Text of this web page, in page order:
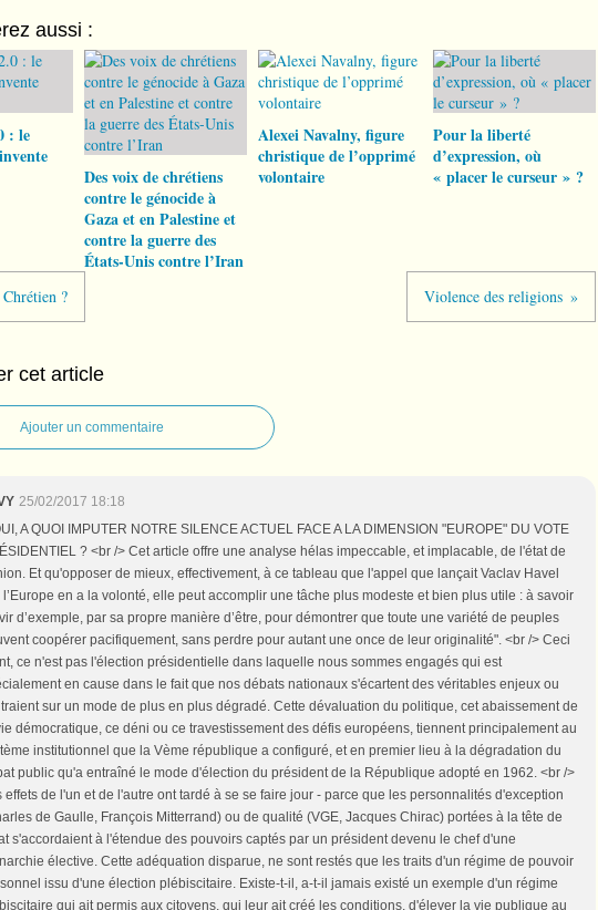
aussi :
: le
Des voix de chrétiens
contre le génocide à
Gaza et en Palestine et
contre la guerre des
États-Unis contre l’Iran
Alexei Navalny, figure
christique de l’opprimé
volontaire
Pour la liberté
d’expression, où
« placer le curseur » ?
? Violence des religions
cet article
Ajouter un commentaire
25/02/2017 18:18
A QUOI IMPUTER NOTRE SILENCE ACTUEL FACE A LA DIMENSION "EUROPE" DU VOTE
? <br /> Cet article offre une analyse hélas impeccable, et implacable, de l'état de
Et qu'opposer de mieux, effectivement, à ce tableau que l'appel que lançait Vaclav Havel
l’Europe en a la volonté, elle peut accomplir une tâche plus modeste et bien plus utile : à savoir
d’exemple, par sa propre manière d’être, pour démontrer que toute une variété de peuples
coopérer pacifiquement, sans perdre pour autant une once de leur originalité". <br /> Ceci
ce n'est pas l'élection présidentielle dans laquelle nous sommes engagés qui est
en cause dans le fait que nos débats nationaux s'écartent des véritables enjeux ou
traient sur un mode de plus en plus dégradé. Cette dévaluation du politique, cet abaissement de
démocratique, ce déni ou ce travestissement des défis européens, tiennent principalement au
institutionnel que la Vème république a configuré, et en premier lieu à la dégradation du
public qu'a entraîné le mode d'élection du président de la République adopté en 1962. <br />
effets de l'un et de l'autre ont tardé à se se faire jour - parce que les personnalités d'exception
de Gaulle, François Mitterrand) ou de qualité (VGE, Jacques Chirac) portées à la tête de
s'accordaient à l'étendue des pouvoirs captés par un président devenu le chef d'une
élective. Cette adéquation disparue, ne sont restés que les traits d'un régime de pouvoir
issu d'une élection plébiscitaire. Existe-t-il, a-t-il jamais existé un exemple d'un régime
qui ait permis aux citoyens, qui leur ait créé les conditions, d'élever la vie publique au